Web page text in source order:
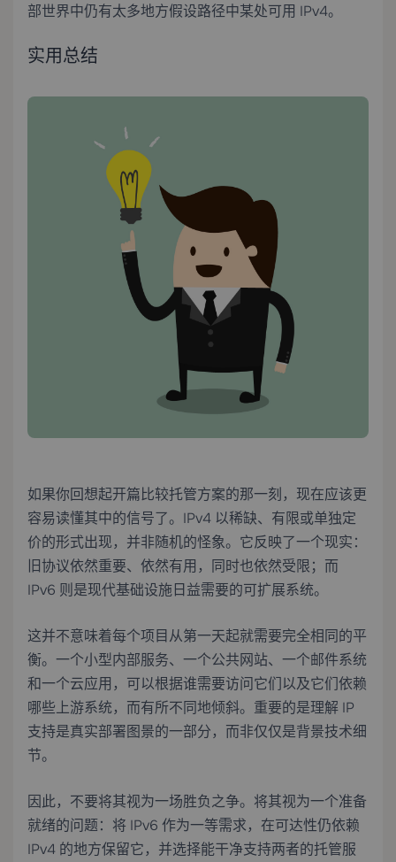
部世界中仍有太多地方假设路径中某处可用 IPv4。
实用总结
如果你回想起开篇比较托管方案的那一刻，现在应该更
容易读懂其中的信号了。IPv4 以稀缺、有限或单独定
价的形式出现，并非随机的怪象。它反映了一个现实：
旧协议依然重要、依然有用，同时也依然受限；而
IPv6 则是现代基础设施日益需要的可扩展系统。
这并不意味着每个项目从第一天起就需要完全相同的平
衡。一个小型内部服务、一个公共网站、一个邮件系统
和一个云应用，可以根据谁需要访问它们以及它们依赖
哪些上游系统，而有所不同地倾斜。重要的是理解 IP
支持是真实部署图景的一部分，而非仅仅是背景技术细
节。
因此，不要将其视为一场胜负之争。将其视为一个准备
就绪的问题：将 IPv6 作为一等需求，在可达性仍依赖
IPv4 的地方保留它，并选择能干净支持两者的托管服